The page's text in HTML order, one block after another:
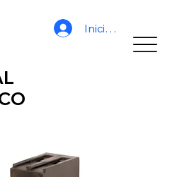
Iniciar sesión